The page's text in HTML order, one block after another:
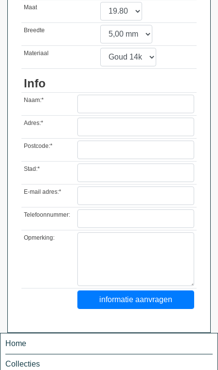
Maat
Breedte
Materiaal
Info
Naam:*
Adres:*
Postcode:*
Stad:*
E-mail adres:*
Telefoonnummer:
Opmerking:
Home
Collecties